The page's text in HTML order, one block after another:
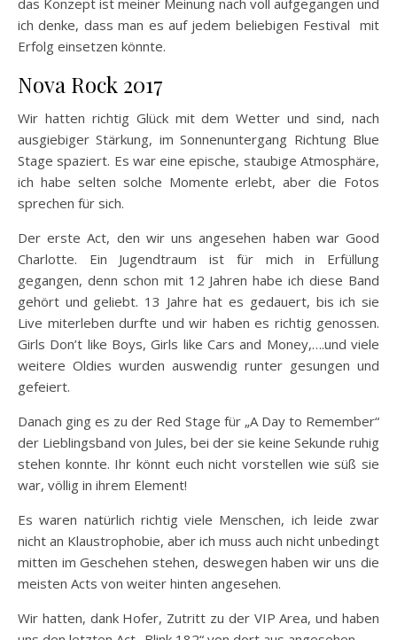
das Konzept ist meiner Meinung nach voll aufgegangen und
ich denke, dass man es auf jedem beliebigen Festival mit
Erfolg einsetzen könnte.
Nova Rock 2017
Wir hatten richtig Glück mit dem Wetter und sind, nach
ausgiebiger Stärkung, im Sonnenuntergang Richtung Blue
Stage spaziert. Es war eine epische, staubige Atmosphäre,
ich habe selten solche Momente erlebt, aber die Fotos
sprechen für sich.
Der erste Act, den wir uns angesehen haben war Good
Charlotte. Ein Jugendtraum ist für mich in Erfüllung
gegangen, denn schon mit 12 Jahren habe ich diese Band
gehört und geliebt. 13 Jahre hat es gedauert, bis ich sie
Live miterleben durfte und wir haben es richtig genossen.
Girls Don’t like Boys, Girls like Cars and Money,….und viele
weitere Oldies wurden auswendig runter gesungen und
gefeiert.
Danach ging es zu der Red Stage für „A Day to Remember“
der Lieblingsband von Jules, bei der sie keine Sekunde ruhig
stehen konnte. Ihr könnt euch nicht vorstellen wie süß sie
war, völlig in ihrem Element!
Es waren natürlich richtig viele Menschen, ich leide zwar
nicht an Klaustrophobie, aber ich muss auch nicht unbedingt
mitten im Geschehen stehen, deswegen haben wir uns die
meisten Acts von weiter hinten angesehen.
Wir hatten, dank Hofer, Zutritt zu der VIP Area, und haben